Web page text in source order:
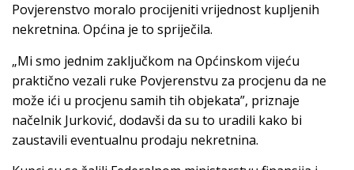
Povjerenstvo moralo procijeniti vrijednost kupljenih
nekretnina. Općina je to spriječila.
„Mi smo jednim zaključkom na Općinskom vijeću
praktično vezali ruke Povjerenstvu za procjenu da ne
može ići u procjenu samih tih objekata”, priznaje
načelnik Jurković, dodavši da su to uradili kako bi
zaustavili eventualnu prodaju nekretnina.